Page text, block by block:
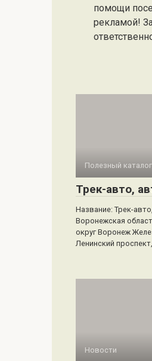
помощи
рекламой!
Полезный каталог
Трек-авто,
Название: Трек-
Воронежская
округ Воронеж
Ленинский проспект,
Новости